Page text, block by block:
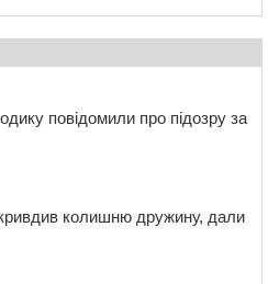
повідомили про підозру за
кривдив колишню дружину, дали